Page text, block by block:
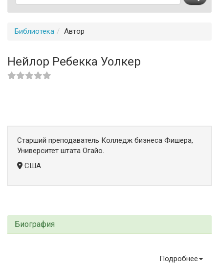
Библиотека Автор
Нейлор Ребекка Уолкер
Старший преподаватель Колледж бизнеса Фишера,
Университет штата Огайо.
США
Биография
Подробнее